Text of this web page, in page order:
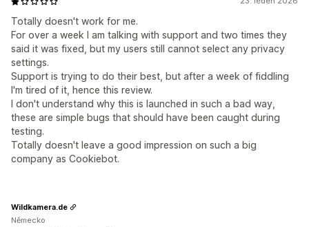
Totally doesn't work for me.
For over a week I am talking with support and two times they
said it was fixed, but my users still cannot select any privacy
settings.
Support is trying to do their best, but after a week of fiddling
I'm tired of it, hence this review.
I don't understand why this is launched in such a bad way,
these are simple bugs that should have been caught during
testing.
Totally doesn't leave a good impression on such a big
company as Cookiebot.
Wildkamera.de
Německo